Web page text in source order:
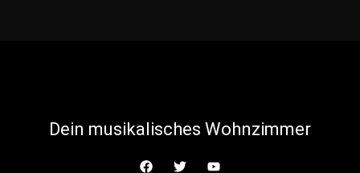
Dein musikalisches Wohnzimmer